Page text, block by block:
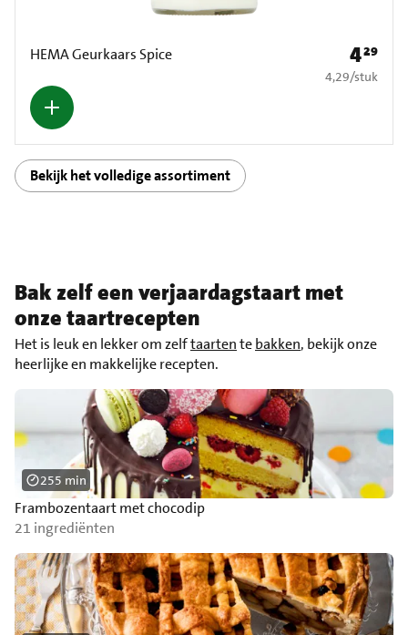
HEMA Geurkaars Spice Prijs: €
429
€ 4,29 per stuk
4,29/stuk
Bekijk het volledige assortiment
Bak zelf een verjaardagstaart met
onze taartrecepten
Het is leuk en lekker om zelftaartentebakken, bekijk onze
heerlijke en makkelijke recepten.
Frambozentaart met chocodip
21 ingrediënten
255 min